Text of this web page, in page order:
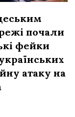
почали
фейки
атаку на